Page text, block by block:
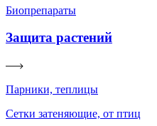
Биопрепараты
Защита растений
Парники, теплицы
Сетки затеняющие, от птиц